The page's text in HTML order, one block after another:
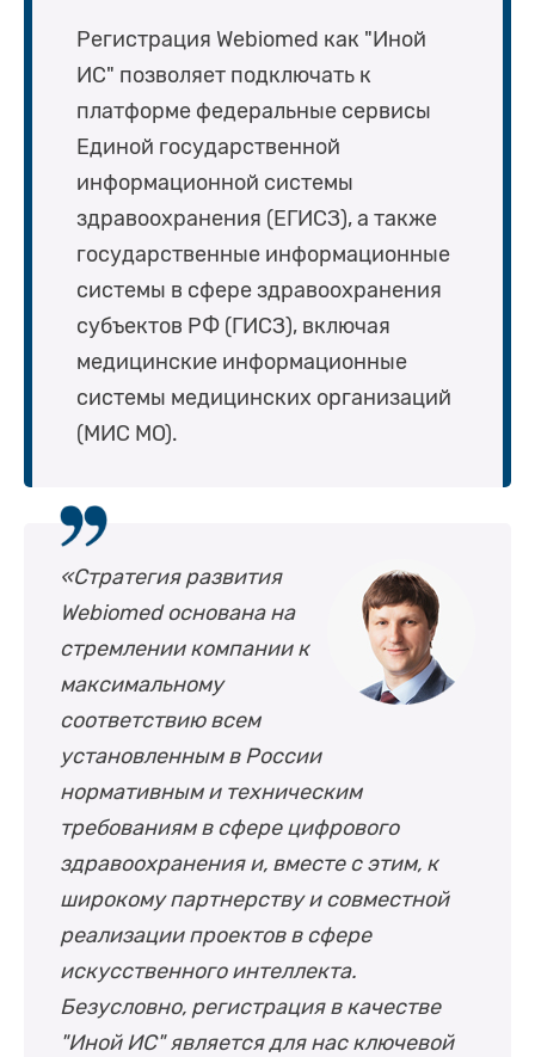
Регистрация Webiomed как "Иной
ИС" позволяет подключать к
платформе федеральные сервисы
Единой государственной
информационной системы
здравоохранения (ЕГИСЗ), а также
государственные информационные
системы в сфере здравоохранения
субъектов РФ (ГИСЗ), включая
медицинские информационные
системы медицинских организаций
(МИС МО).
«Стратегия развития
Webiomed основана на
стремлении компании к
максимальному
соответствию всем
установленным в России
нормативным и техническим
требованиям в сфере цифрового
здравоохранения и, вместе с этим, к
широкому партнерству и совместной
реализации проектов в сфере
искусственного интеллекта.
Безусловно, регистрация в качестве
"Иной ИС" является для нас ключевой